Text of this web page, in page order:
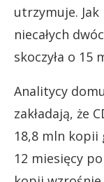
utrzymuje.
niecałych
skoczyła o 15
Analitycy
zakładają, że
18,8 mln kopii
12 miesięcy